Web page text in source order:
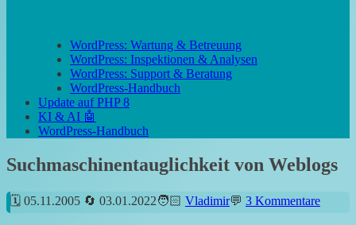
WordPress: Wartung & Betreuung
WordPress: Inspektionen & Analysen
WordPress: Support & Beratung
WordPress-Handbuch
Update auf PHP 8
KI & AI 🤖
WordPress-Handbuch
Suchmaschinentauglichkeit von Weblogs
05.11.2005 03.01.2022 Vladimir 3 Kommentare